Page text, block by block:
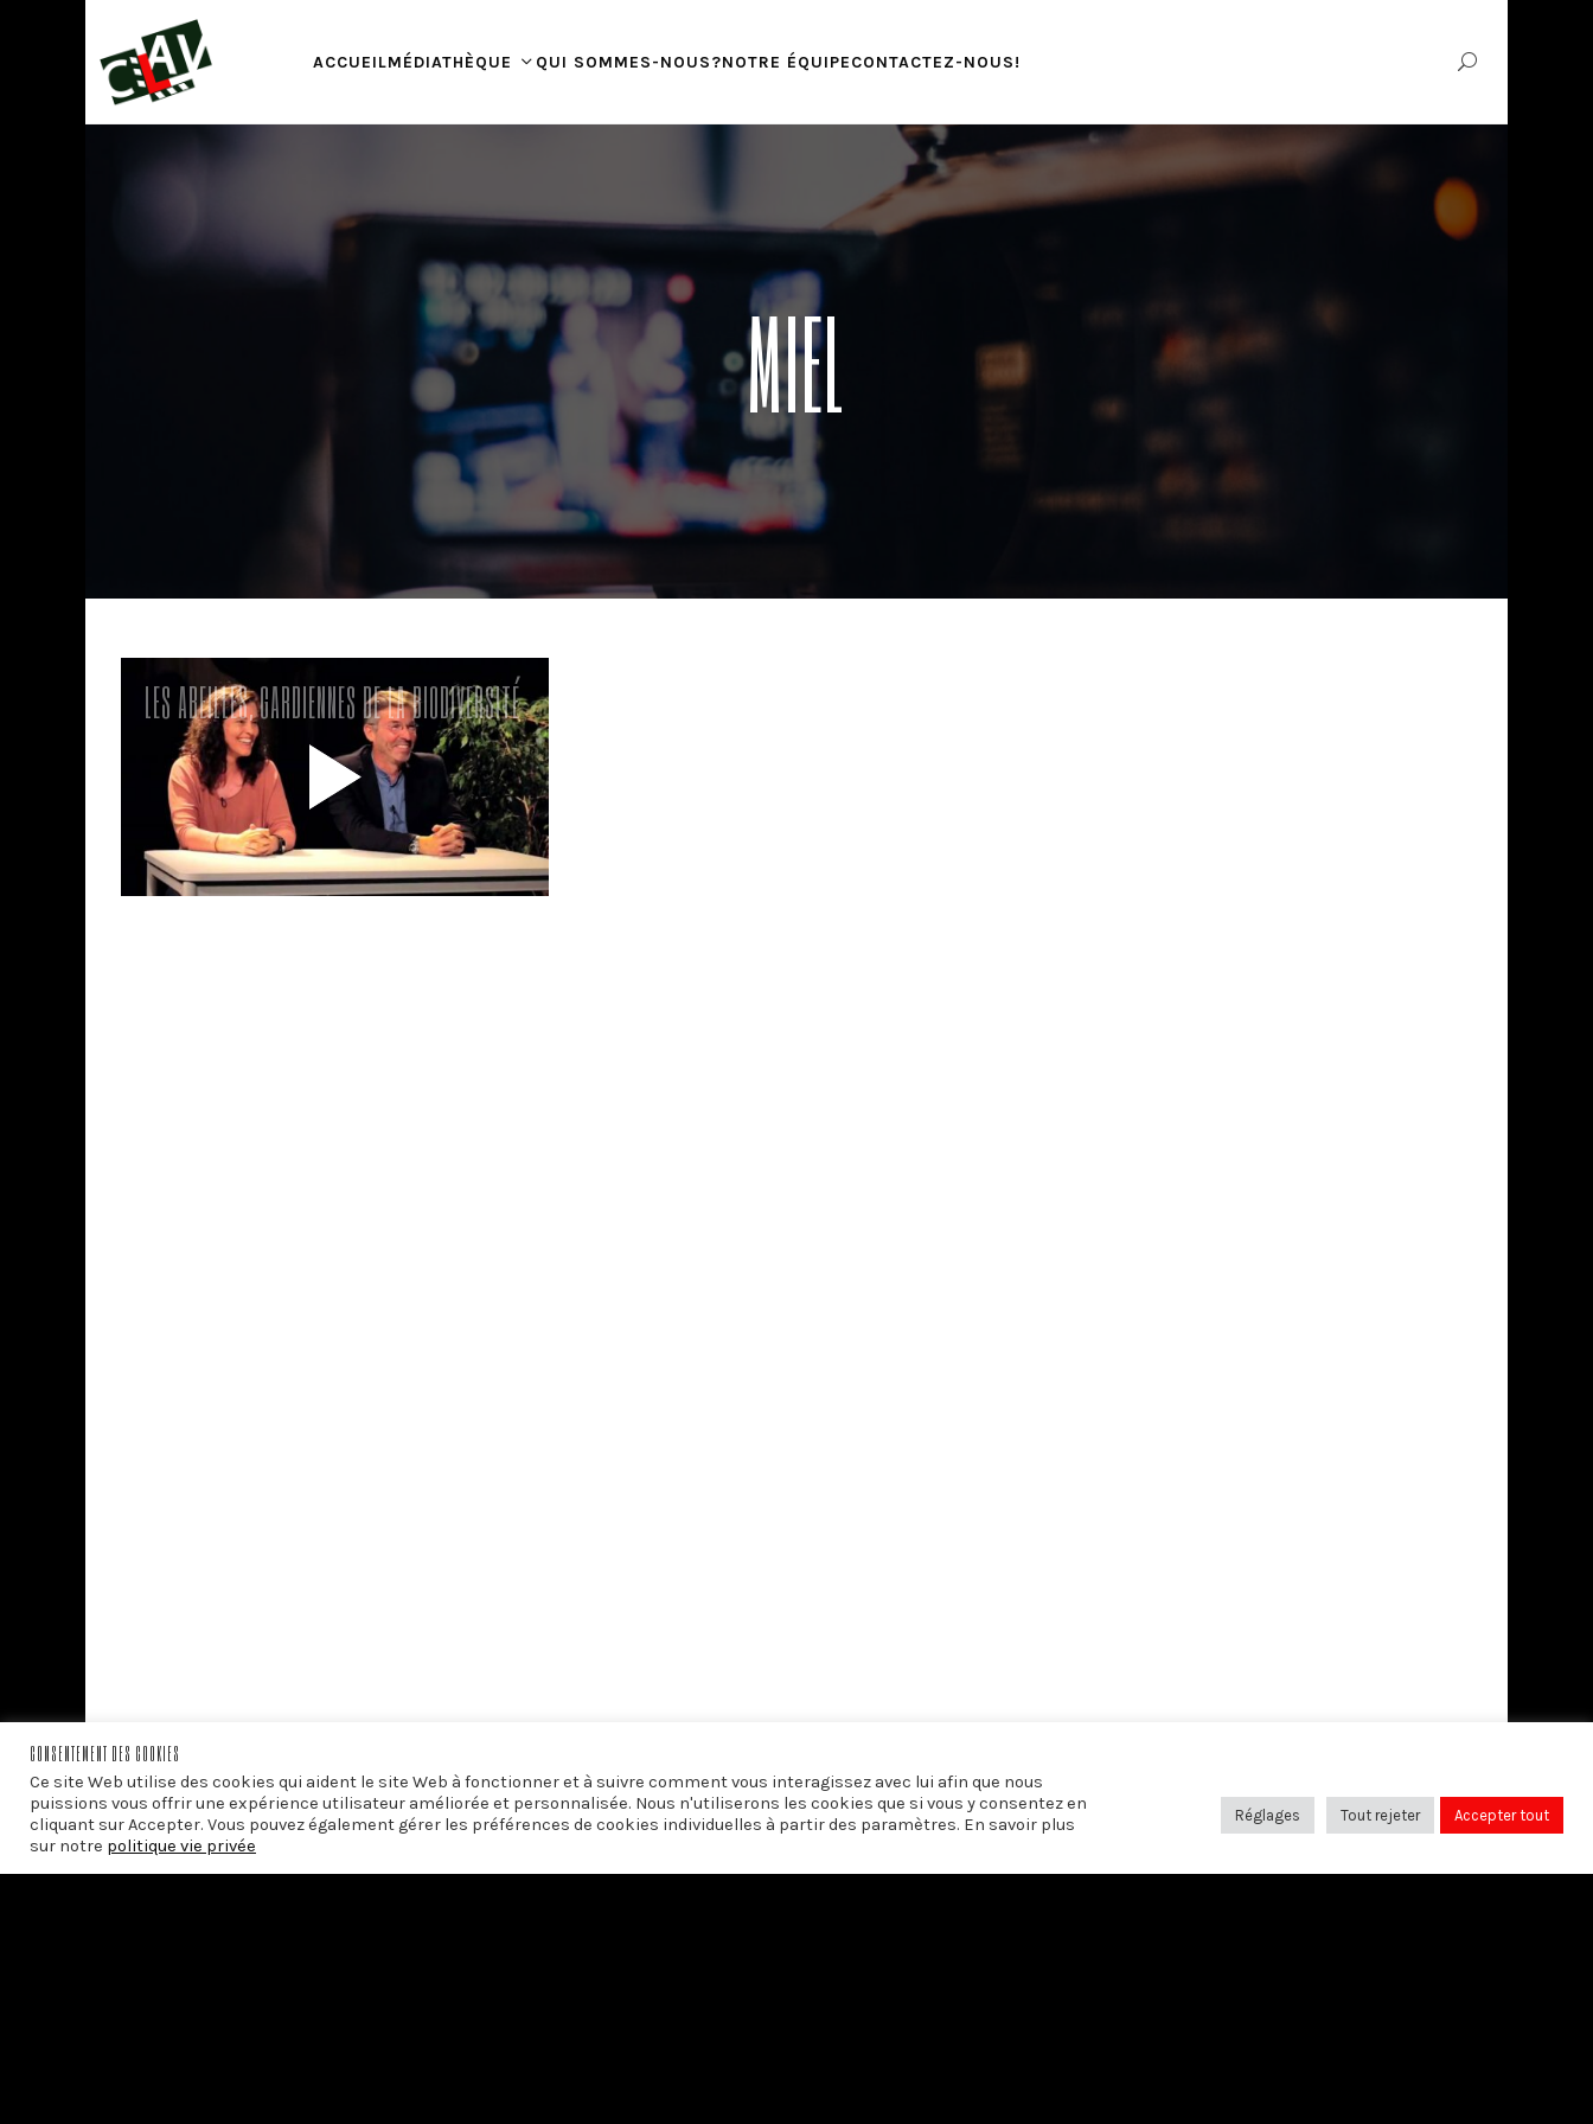
ACCUEILMÉDIATHÈQUE QUI SOMMES-NOUS?NOTRE ÉQUIPECONTACTEZ-NOUS!
MIEL
LES ABEILLES, GARDIENNES DE LA BIODIVERSITÉ
CONSENTEMENT DES COOKIES
Ce site Web utilise des cookies qui aident le site Web à fonctionner et à suivre comment vous interagissez avec lui afin que nous
puissions vous offrir une expérience utilisateur améliorée et personnalisée. Nous n'utiliserons les cookies que si vous y consentez en
cliquant sur Accepter. Vous pouvez également gérer les préférences de cookies individuelles à partir des paramètres. En savoir plus
sur notre politique vie privée
Réglages Tout rejeter Accepter tout